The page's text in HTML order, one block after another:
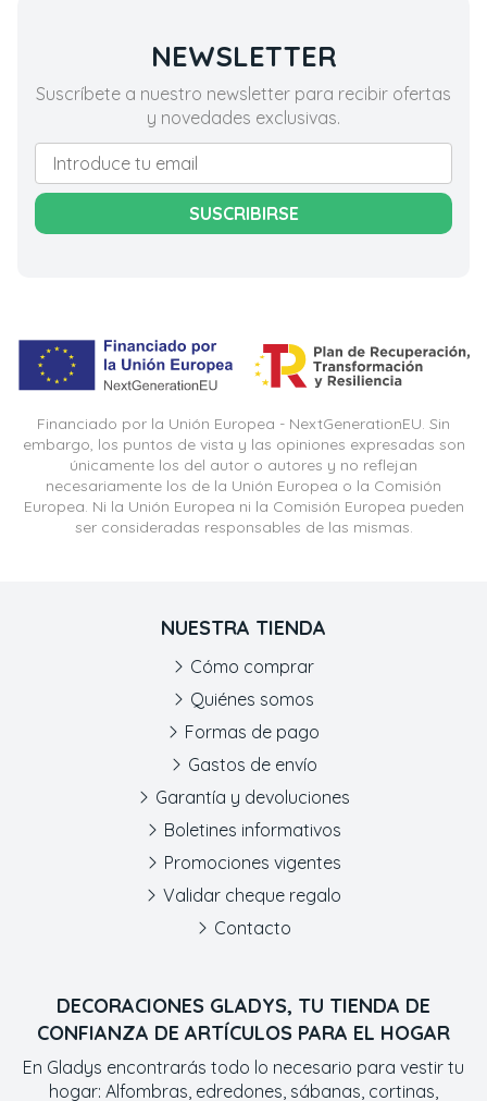
NEWSLETTER
Suscríbete a nuestro newsletter para recibir ofertas
y novedades exclusivas.
SUSCRIBIRSE
Financiado por la Unión Europea - NextGenerationEU. Sin
embargo, los puntos de vista y las opiniones expresadas son
únicamente los del autor o autores y no reflejan
necesariamente los de la Unión Europea o la Comisión
Europea. Ni la Unión Europea ni la Comisión Europea pueden
ser consideradas responsables de las mismas.
DECORACIONES GLADYS, TU TIENDA DE
CONFIANZA DE ARTÍCULOS PARA EL HOGAR
En Gladys encontrarás todo lo necesario para vestir tu
hogar: Alfombras, edredones, sábanas, cortinas,
NUESTRA TIENDA
Cómo comprar
Quiénes somos
Formas de pago
Gastos de envío
Garantía y devoluciones
Boletines informativos
Promociones vigentes
Validar cheque regalo
Contacto